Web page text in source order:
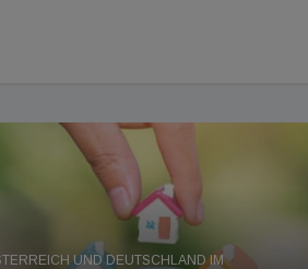
UND DEUTSCHLAND IM